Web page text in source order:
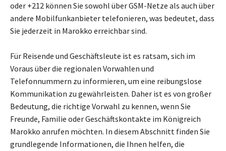
oder +212 können Sie sowohl über GSM-Netze als auch über
andere Mobilfunkanbieter telefonieren, was bedeutet, dass
Sie jederzeit in Marokko erreichbar sind.
Für Reisende und Geschäftsleute ist es ratsam, sich im
Voraus über die regionalen Vorwahlen und
Telefonnummern zu informieren, um eine reibungslose
Kommunikation zu gewährleisten. Daher ist es von großer
Bedeutung, die richtige Vorwahl zu kennen, wenn Sie
Freunde, Familie oder Geschäftskontakte im Königreich
Marokko anrufen möchten. In diesem Abschnitt finden Sie
grundlegende Informationen, die Ihnen helfen, die